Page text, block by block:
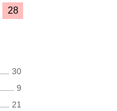
28
30
9
21